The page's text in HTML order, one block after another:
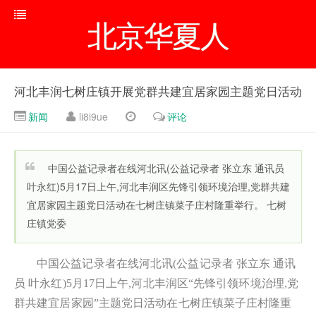
北京华夏人
河北丰润七树庄镇开展党群共建宜居家园主题党日活动
新闻 li8i9ue 评论
中国公益记录者在线河北讯(公益记录者 张立东 通讯员
叶永红)5月17日上午,河北丰润区先锋引领环境治理,党群共建
宜居家园主题党日活动在七树庄镇菜子庄村隆重举行。 七树
庄镇党委
中国公益记录者在线河北讯(公益记录者 张立东 通讯
员 叶永红)5月17日上午,河北丰润区“先锋引领环境治理,党
群共建宜居家园”主题党日活动在七树庄镇菜子庄村隆重